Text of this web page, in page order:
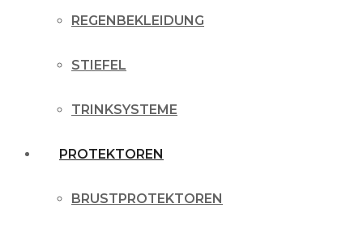
REGENBEKLEIDUNG
STIEFEL
TRINKSYSTEME
PROTEKTOREN
BRUSTPROTEKTOREN